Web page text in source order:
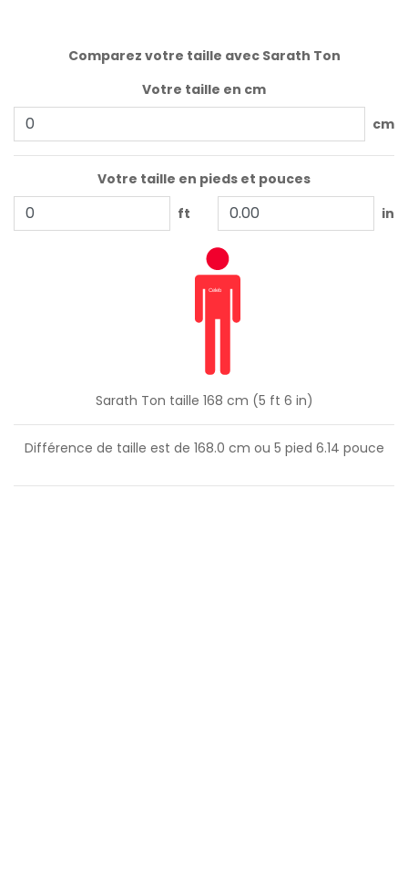
Comparez votre taille avec Sarath Ton
Votre taille en cm
cm
Votre taille en pieds et pouces
ft
in
Sarath Ton taille 168 cm (5 ft 6 in)
Différence de taille est de 168.0 cm ou 5 pied 6.14 pouce